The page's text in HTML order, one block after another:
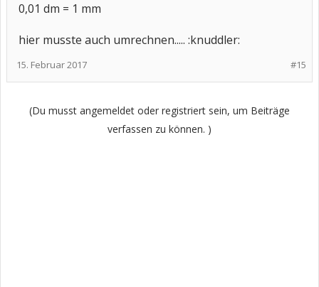
0,01 dm = 1 mm
hier musste auch umrechnen..... :knuddler:
#15
15. Februar 2017
(Du musst angemeldet oder registriert sein, um Beiträge
verfassen zu können. )